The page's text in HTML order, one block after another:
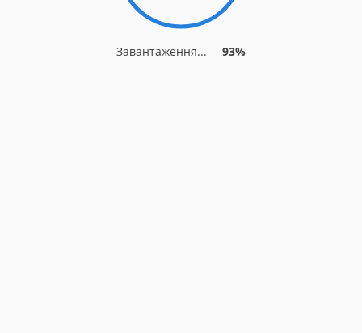
Завантаження... 93%